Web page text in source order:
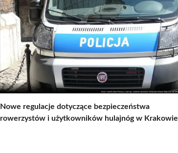
Nowe regulacje dotyczące bezpieczeństwa
rowerzystów i użytkowników hulajnóg w Krakowie